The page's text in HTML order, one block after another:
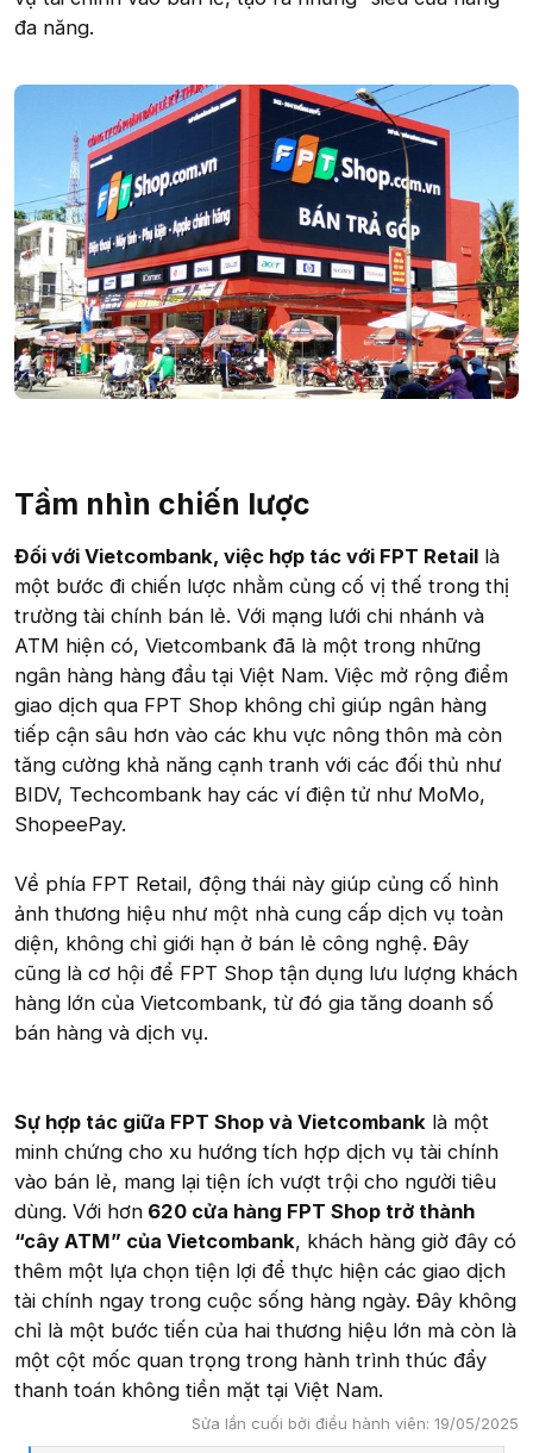
đa năng.
Tầm nhìn chiến lược​
Đối với Vietcombank, việc hợp tác với FPT Retail là
một bước đi chiến lược nhằm củng cố vị thế trong thị
trường tài chính bán lẻ. Với mạng lưới chi nhánh và
ATM hiện có, Vietcombank đã là một trong những
ngân hàng hàng đầu tại Việt Nam. Việc mở rộng điểm
giao dịch qua FPT Shop không chỉ giúp ngân hàng
tiếp cận sâu hơn vào các khu vực nông thôn mà còn
tăng cường khả năng cạnh tranh với các đối thủ như
BIDV, Techcombank hay các ví điện tử như MoMo,
ShopeePay.
Về phía FPT Retail, động thái này giúp củng cố hình
ảnh thương hiệu như một nhà cung cấp dịch vụ toàn
diện, không chỉ giới hạn ở bán lẻ công nghệ. Đây
cũng là cơ hội để FPT Shop tận dụng lưu lượng khách
hàng lớn của Vietcombank, từ đó gia tăng doanh số
bán hàng và dịch vụ.
Sự hợp tác giữa FPT Shop và Vietcombank là một
minh chứng cho xu hướng tích hợp dịch vụ tài chính
vào bán lẻ, mang lại tiện ích vượt trội cho người tiêu
dùng. Với hơn 620 cửa hàng FPT Shop trở thành
“cây ATM” của Vietcombank, khách hàng giờ đây có
thêm một lựa chọn tiện lợi để thực hiện các giao dịch
tài chính ngay trong cuộc sống hàng ngày. Đây không
chỉ là một bước tiến của hai thương hiệu lớn mà còn là
một cột mốc quan trọng trong hành trình thúc đẩy
thanh toán không tiền mặt tại Việt Nam.
Sửa lần cuối bởi điều hành viên: 19/05/2025